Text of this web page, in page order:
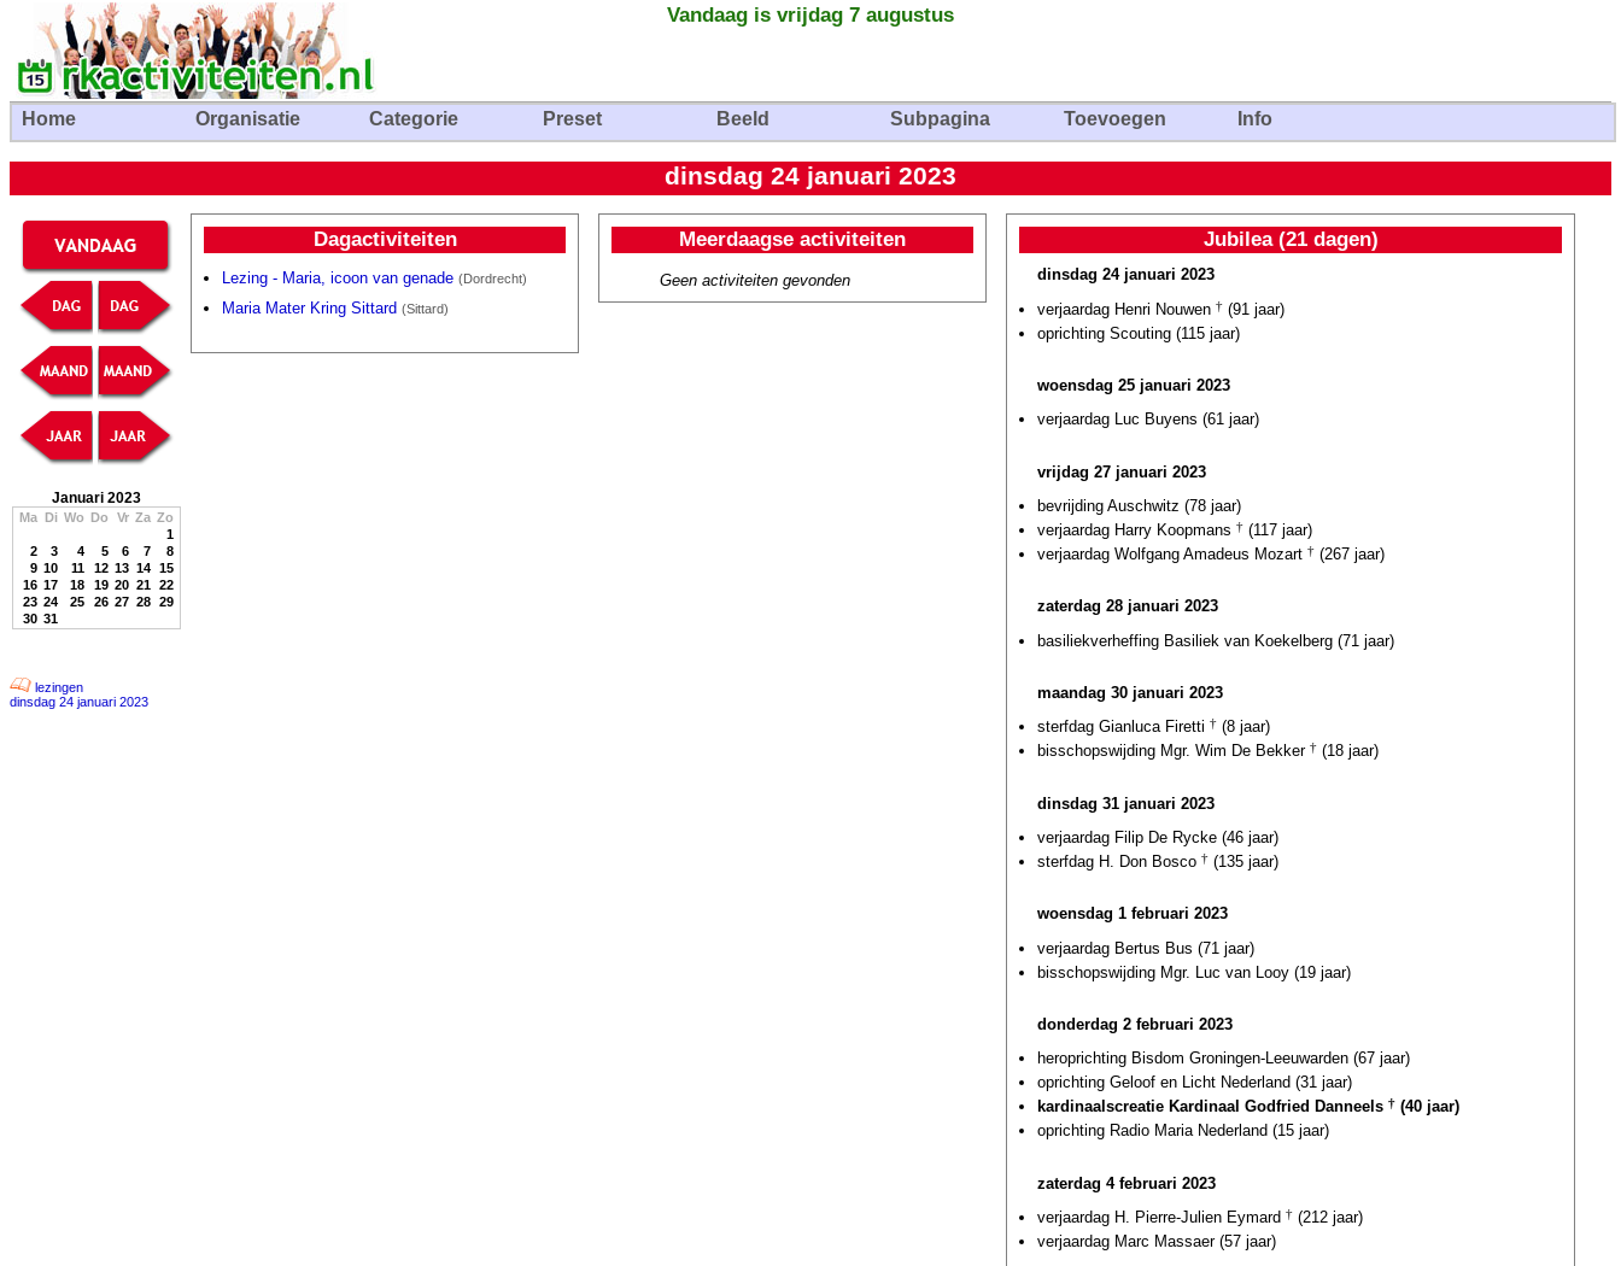
Vandaag is vrijdag 7 augustus
Home Organisatie Categorie Preset Beeld Subpagina Toevoegen Info
dinsdag 24 januari 2023
Januari 2023
Ma Di Wo Do Vr Za Zo
1
2
3 4 5 6 7
8
9 10 11 12 13 14 15
16 17 18 19 20 21 22
23 24 25 26 27 28 29
30 31
lezingen
dinsdag 24 januari 2023
Dagactiviteiten
Lezing - Maria, icoon van genade (Dordrecht)
Maria Mater Kring Sittard (Sittard)
Meerdaagse activiteiten
Geen activiteiten gevonden
Jubilea (21 dagen)
dinsdag 24 januari 2023
verjaardag Henri Nouwen † (91 jaar)
oprichting Scouting (115 jaar)
woensdag 25 januari 2023
verjaardag Luc Buyens (61 jaar)
vrijdag 27 januari 2023
bevrijding Auschwitz (78 jaar)
verjaardag Harry Koopmans † (117 jaar)
verjaardag Wolfgang Amadeus Mozart † (267 jaar)
zaterdag 28 januari 2023
basiliekverheffing Basiliek van Koekelberg (71 jaar)
maandag 30 januari 2023
sterfdag Gianluca Firetti † (8 jaar)
bisschopswijding Mgr. Wim De Bekker † (18 jaar)
dinsdag 31 januari 2023
verjaardag Filip De Rycke (46 jaar)
sterfdag H. Don Bosco † (135 jaar)
woensdag 1 februari 2023
verjaardag Bertus Bus (71 jaar)
bisschopswijding Mgr. Luc van Looy (19 jaar)
donderdag 2 februari 2023
heroprichting Bisdom Groningen-Leeuwarden (67 jaar)
oprichting Geloof en Licht Nederland (31 jaar)
kardinaalscreatie Kardinaal Godfried Danneels † (40 jaar)
oprichting Radio Maria Nederland (15 jaar)
zaterdag 4 februari 2023
verjaardag H. Pierre-Julien Eymard † (212 jaar)
verjaardag Marc Massaer (57 jaar)